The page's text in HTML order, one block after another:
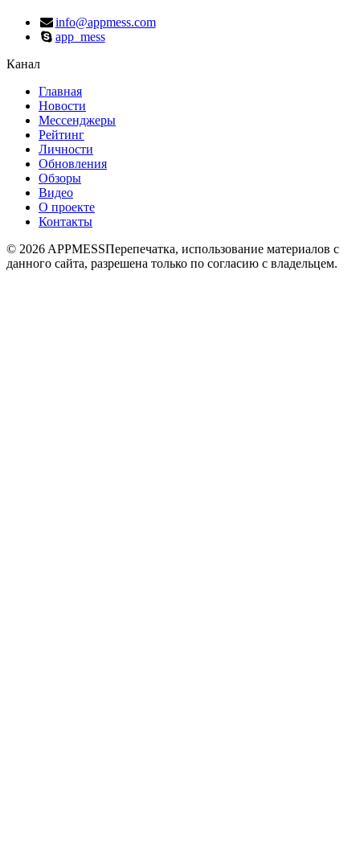
info@appmess.com
app_mess
Канал
Главная
Новости
Мессенджеры
Рейтинг
Личности
Обновления
Обзоры
Видео
О проекте
Контакты
© 2026 APPMESSПерепечатка, использование материалов с
данного сайта, разрешена только по согласию с владельцем.